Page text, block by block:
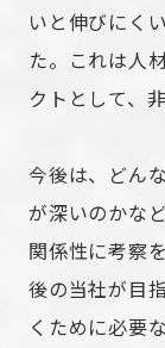
いと伸びにく
た。これは人
クトとして、
今後は、どん
が深いのかな
関係性に考察
後の当社が目
くために必要